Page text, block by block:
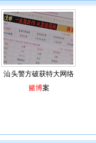
汕头警方破获特大网络
赌博案